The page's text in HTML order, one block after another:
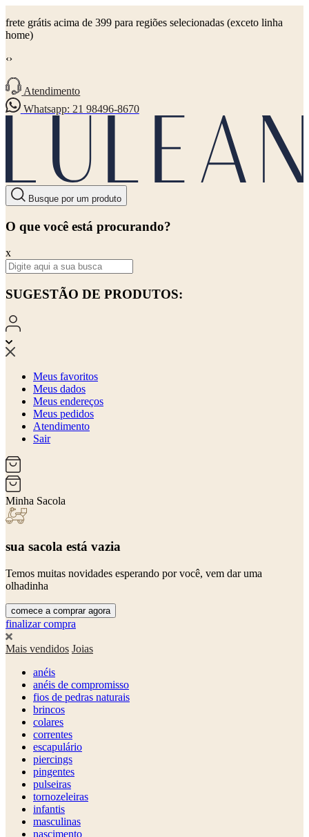
frete grátis acima de 399 para regiões selecionadas (exceto linha
home)
‹›
Atendimento
Whatsapp: 21 98496-8670
Busque por um produto
O que você está procurando?
x
SUGESTÃO DE PRODUTOS:
Meus favoritos
Meus dados
Meus endereços
Meus pedidos
Atendimento
Sair
Minha Sacola
sua sacola está vazia
Temos muitas novidades esperando por você, vem dar uma
olhadinha
comece a comprar agora
finalizar compra
Mais vendidos Joias
anéis
anéis de compromisso
fios de pedras naturais
brincos
colares
correntes
escapulário
piercings
pingentes
pulseiras
tornozeleiras
infantis
masculinas
nascimento